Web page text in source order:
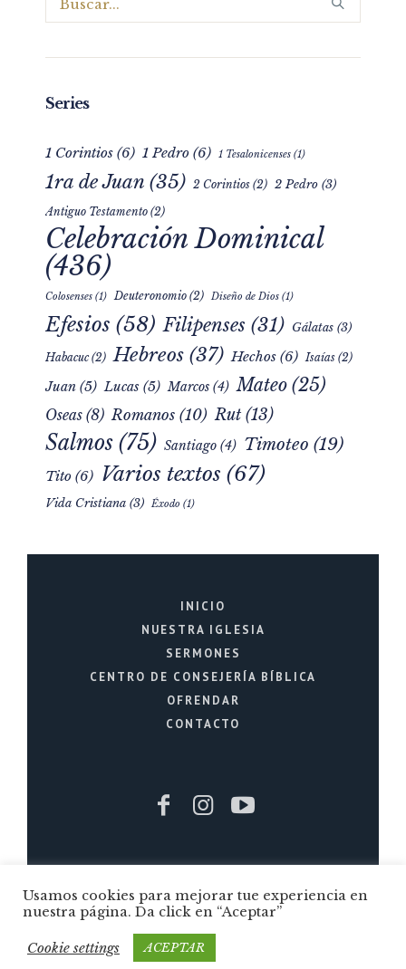
1 Corintios(6) 1 Pedro
1ra de Juan (35)
Antiguo Testamento (2)
Celebración Dominical
(436)
Colosenses Deuteronomio(2) Diseño de Dios (1)
Efesios (58) Filipenses (31)
(37) Hechos (6) Isaías
Juan (5) Lucas Marcos (4) Mateo
Oseas Romanos (13)
Salmos(75) Santiago (4) Timoteo
Tito (6) Varios textos (67)
INICIO
NUESTRA IGLESIA
SERMONES
CENTRO DE CONSEJERÍA BÍBLICA
OFRENDAR
Iglesia Cristiana La Fuente © 2026 / Todos
los Derechos Reservados / Quito - Ecuador
Usamos cookies para mejorar tue experiencia en
nuestra página. Da click en “Aceptar”
Cookie settings ACEPTAR